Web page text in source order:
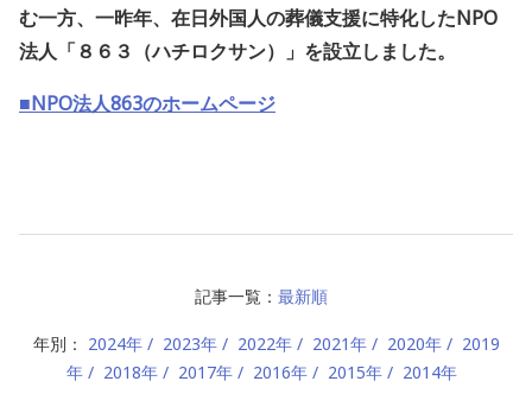
む一方、一昨年、在日外国人の葬儀支援に特化したNPO
法人「８６３（ハチロクサン）」を設立しました。
■NPO法人863のホームページ
記事一覧： 最新順
年別： 2024年 2023年 2022年 2021年 2020年
2019
年
2018年 2017年 2016年 2015年 2014年